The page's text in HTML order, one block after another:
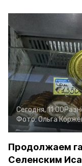
Сегодня, 11:00
Фото:Ольга
Продолжаем
Селенским